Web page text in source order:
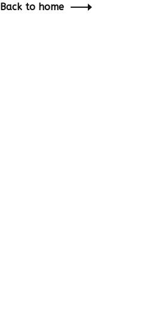
Back to home